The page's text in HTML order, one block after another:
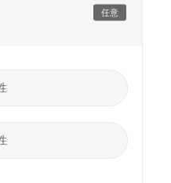
任意